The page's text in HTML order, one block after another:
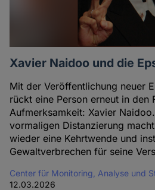
Xavier Naidoo und die
Mit der Veröffentlichung neuer
rückt eine Person erneut in den
Aufmerksamkeit: Xavier
vormaligen Distanzierung
wieder eine Kehrtwende und
Gewaltverbrechen für seine
Center für Monitoring, Analyse und
12.03.2026